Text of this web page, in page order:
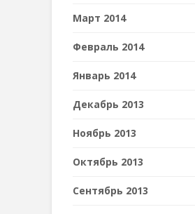
Март 2014
Февраль 2014
Январь 2014
Декабрь 2013
Ноябрь 2013
Октябрь 2013
Сентябрь 2013